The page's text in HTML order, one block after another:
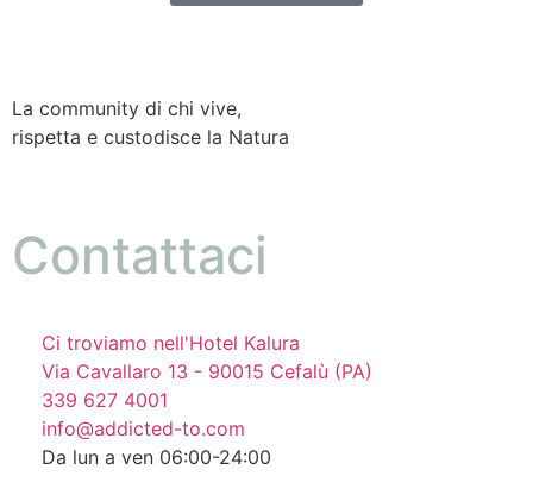
La community di chi vive,
rispetta e custodisce la Natura
Contattaci
Ci troviamo nell'Hotel Kalura
Via Cavallaro 13 - 90015 Cefalù (PA)
339 627 4001
info@addicted-to.com
Da lun a ven 06:00-24:00